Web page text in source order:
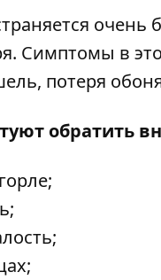
Симптомы в
потеря
обратить